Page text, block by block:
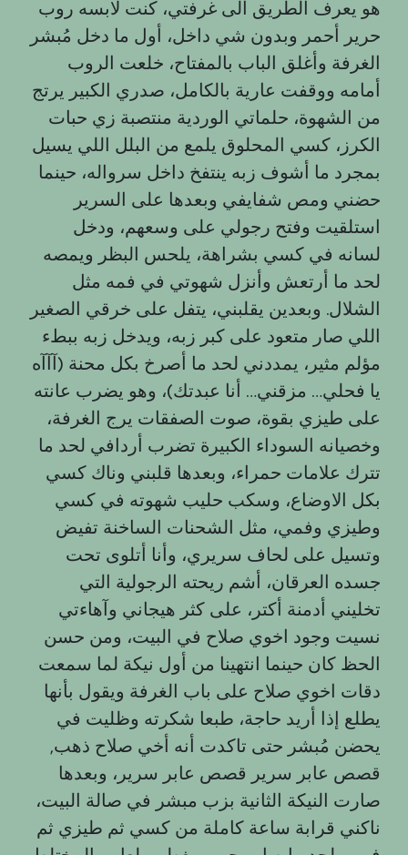
هو يعرف الطريق الى غرفتي، كنت لابسه روب
حرير أحمر وبدون شي داخل، أول ما دخل مُبشر
الغرفة وأغلق الباب بالمفتاح، خلعت الروب
أمامه ووقفت عارية بالكامل، صدري الكبير يرتج
من الشهوة، حلماتي الوردية منتصبة زي حبات
الكرز، كسي المحلوق يلمع من البلل اللي يسيل
بمجرد ما أشوف زبه ينتفخ داخل سرواله، حينما
حضني ومص شفايفي وبعدها على السرير
استلقيت وفتح رجولي على وسعهم، ودخل
لسانه في كسي بشراهة، يلحس البظر ويمصه
لحد ما أرتعش وأنزل شهوتي في فمه مثل
الشلال. وبعدين يقلبني، يتفل على خرقي الصغير
اللي صار متعود على كبر زبه، ويدخل زبه ببطء
مؤلم مثير، يمددني لحد ما أصرخ بكل محنة (آآآه
يا فحلي… مزقني… أنا عبدتك)، وهو يضرب عانته
على طيزي بقوة، صوت الصفقات يرج الغرفة،
وخصيانه السوداء الكبيرة تضرب أردافي لحد ما
تترك علامات حمراء، وبعدها قلبني وناك كسي
بكل الاوضاع، وسكب حليب شهوته في كسي
وطيزي وفمي، مثل الشحنات الساخنة تفيض
وتسيل على لحاف سريري، وأنا أتلوى تحت
جسده العرقان، أشم ريحته الرجولية التي
تخليني أدمنة أكتر، على كثر هيجاني وآهاءتي
نسيت وجود اخوي صلاح في البيت، ومن حسن
الحظ كان حينما انتهينا من أول نيكة لما سمعت
دقات اخوي صلاح على باب الغرفة ويقول بأنها
يطلع إذا أريد حاجة، طبعا شكرته وظليت في
يحضن مُبشر حتى تاكدت أنه أخي صلاح ذهب,
قصص عابر سرير قصص عابر سرير، وبعدها
صارت النيكة الثانية بزب مبشر في صالة البيت،
ناكني قرابة ساعة كاملة من كسي ثم طيزي ثم